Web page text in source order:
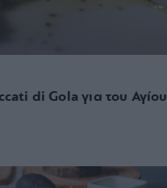
di Gola για του Αγίου